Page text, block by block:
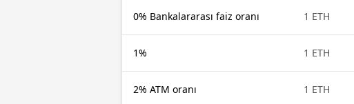
0% Bankalararası faiz oranı 1 ETH
1% 1 ETH
2% ATM oranı 1 ETH